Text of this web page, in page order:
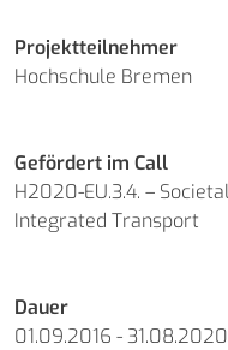
Projektteilnehmer
Hochschule Bremen
Gefördert im Call
H2020-EU.3.4. –
Integrated Transport
Dauer
01.09.2016 - 31.08.2020